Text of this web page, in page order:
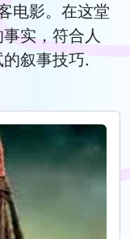
电影。在这堂
实，符合人
叙事技巧.